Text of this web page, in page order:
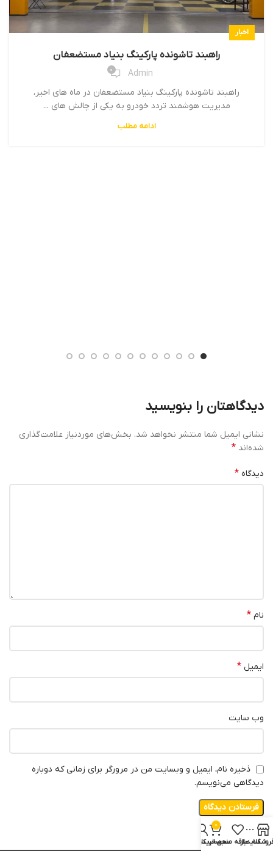
اخبار
راهبند تاشونده پارکینگ بنیاد مستضعفان
Admin
0
راهبند تاشونده پارکینگ بنیاد مستضعفان در ماه های اخیر،
مدیریت هوشمند تردد خودرو به یکی از چالش های ...
ادامه مطلب
دیدگاهتان را بنویسید
نشانی ایمیل شما منتشر نخواهد شد. بخش‌های موردنیاز علامت‌گذاری
شده‌اند *
دیدگاه *
نام *
ایمیل *
وب‌ سایت
ذخیره نام، ایمیل و وبسایت من در مرورگر برای زمانی که دوباره
دیدگاهی می‌نویسم.
سایدبارعلاقه مندی
0
سبد خرید
حساب کاربری من